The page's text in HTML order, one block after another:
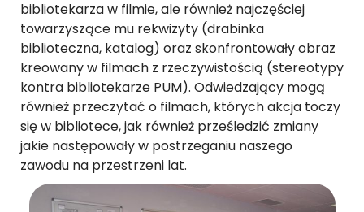
bibliotekarza w filmie, ale również najczęściej
towarzyszące mu rekwizyty (drabinka
biblioteczna, katalog) oraz skonfrontowały obraz
kreowany w filmach z rzeczywistością (stereotypy
kontra bibliotekarze PUM). Odwiedzający mogą
również przeczytać o filmach, których akcja toczy
się w bibliotece, jak również prześledzić zmiany
jakie następowały w postrzeganiu naszego
zawodu na przestrzeni lat.